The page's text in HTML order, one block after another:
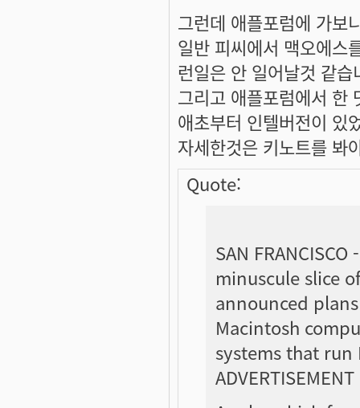
그런데 애플포럼에 가보
일반 피씨에서 맥오에스
런일은 안 일어날것 같습
그리고 애플포럼에서 한
애초부터 인텔버전이 있
자세한것은 키노트를 봐
Quote:
SAN
minuscule slice
announced
Macintosh
systems that
ADVERTISEMENT